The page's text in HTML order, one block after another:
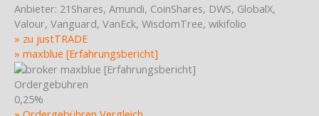
Anbieter: 21Shares, Amundi, CoinShares, DWS, GlobalX,
Valour, Vanguard, VanEck, WisdomTree, wikifolio
» zu justTRADE
» maxblue [Erfahrungsbericht]
Ordergebühren
0,25%